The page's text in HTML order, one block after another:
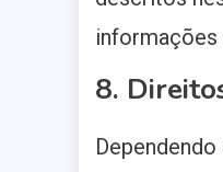
informações
8.